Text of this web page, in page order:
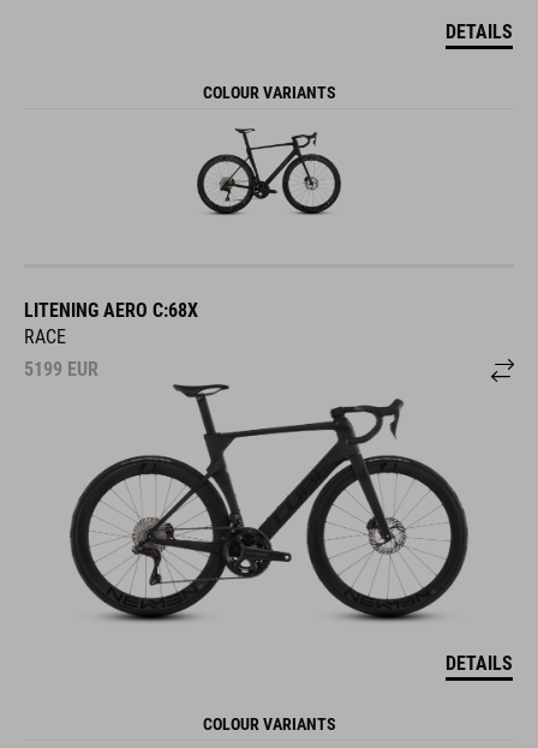
DETAILS
COLOUR VARIANTS
LITENING AERO C:68X
RACE
5199 EUR
DETAILS
COLOUR VARIANTS